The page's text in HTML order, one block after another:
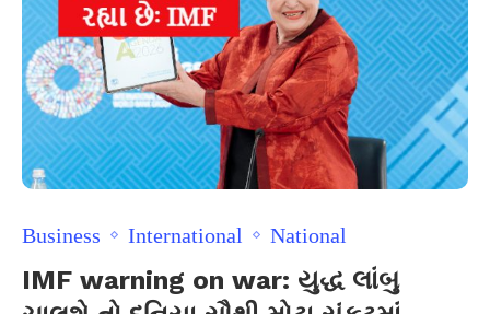
Business International National
IMF warning on war: યુદ્ધ લાંબુ